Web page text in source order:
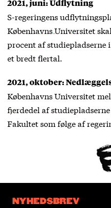
2021, juni: Udflytning
S-regeringens
Københavns Universitet
procent af studiepladserne
et bredt flertal.
2021, oktober:
Københavns Universitet
fjerdedel af studiepladserne
Fakultet som følge af
NYHEDSBREV